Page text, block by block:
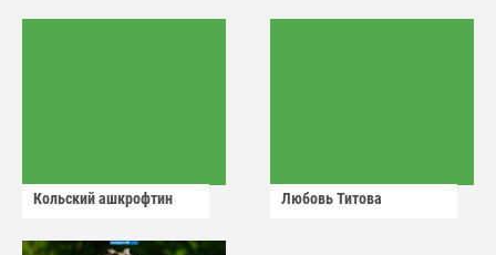
Кольский ашкрофтин Любовь Титова